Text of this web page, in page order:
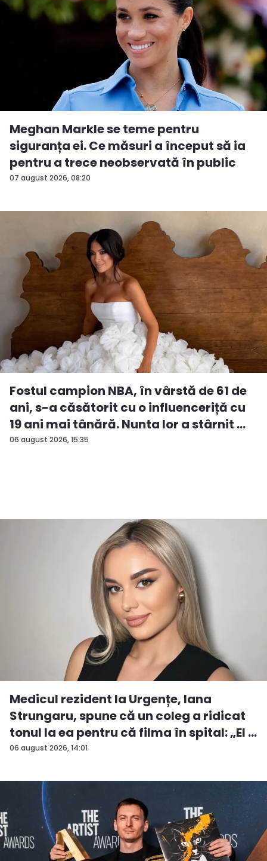
07 august 2026, 08:20
Meghan Markle se teme pentru
siguranța ei. Ce măsuri a început să ia
pentru a trece neobservată în public
06 august 2026, 15:35
Fostul campion NBA, în vârstă de 61 de
ani, s-a căsătorit cu o influenceriță cu
19 ani mai tânără. Nunta lor a stârnit ...
06 august 2026, 14:01
Medicul rezident la Urgențe, Iana
Strungaru, spune că un coleg a ridicat
tonul la ea pentru că filma în spital: „El ...